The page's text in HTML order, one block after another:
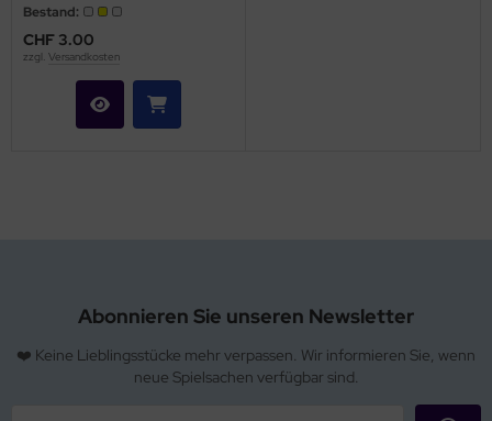
Bestand:
CHF 3.00
zzgl. Versandkosten
Abonnieren Sie unseren Newsletter
❤️ Keine Lieblingsstücke mehr verpassen. Wir informieren Sie, wenn
neue Spielsachen verfügbar sind.